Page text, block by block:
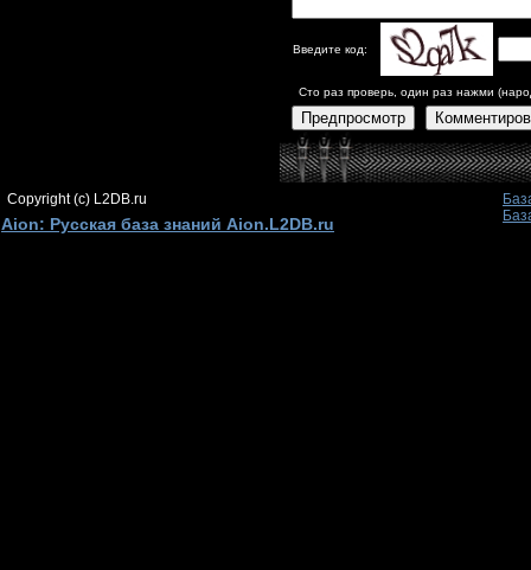
Введите код:
Сто раз проверь, один раз нажми
Предпросмотр
Copyright (c) L2DB.ru
Aion: Русская база знаний Aion.L2DB.ru